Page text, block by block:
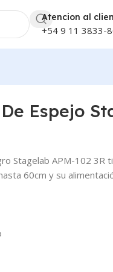
Atencion al
+54 9 11 3833-
Espejo
Stagelab APM-102 3R
60cm y su